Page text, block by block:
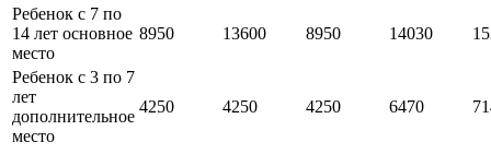
Ребенок с 7 по
14 лет основное
место
8950 13600 8950 14030
Ребенок с 3 по 7
лет
дополнительное
место
4250 4250 4250 6470